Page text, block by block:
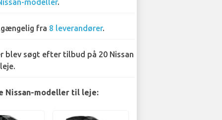
modeller.
fra 8 leverandører.
blev søgt efter tilbud på 20 Nissan
Nissan-modeller til leje: